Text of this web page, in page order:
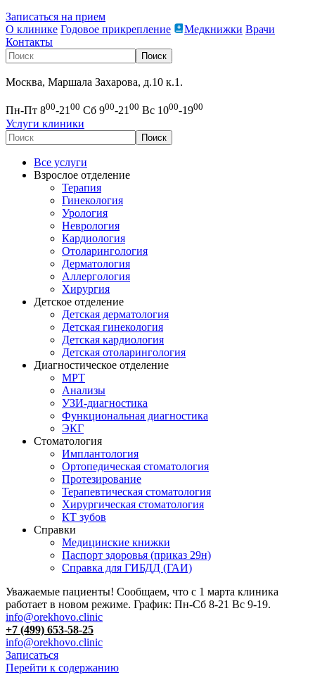
Записаться на прием
О клинике Годовое прикрепление Медкнижки Врачи
Контакты
Москва, Маршала Захарова, д.10 к.1.
Пн-Пт 800-2100 Сб 900-2100 Вс 1000-1900
Услуги клиники
Все услуги
Взрослое отделение
Терапия
Гинекология
Урология
Неврология
Кардиология
Отоларингология
Дерматология
Аллергология
Хирургия
Детское отделение
Детская дерматология
Детская гинекология
Детская кардиология
Детская отоларингология
Диагностическое отделение
МРТ
Анализы
УЗИ-диагностика
Функциональная диагностика
ЭКГ
Стоматология
Имплантология
Ортопедическая стоматология
Протезирование
Терапевтическая стоматология
Хирургическая стоматология
КТ зубов
Справки
Медицинские книжки
Паспорт здоровья (приказ 29н)
Справка для ГИБДД (ГАИ)
Уважаемые пациенты! Сообщаем, что с 1 марта клиника
работает в новом режиме. График: Пн-Сб 8-21 Вс 9-19.
info@orekhovo.clinic
+7 (499) 653-58-25
info@orekhovo.clinic
Записаться
Перейти к содержанию